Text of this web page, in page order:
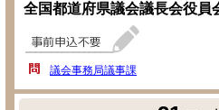
全国都道府県議会議長会役員
議会事務局議事課